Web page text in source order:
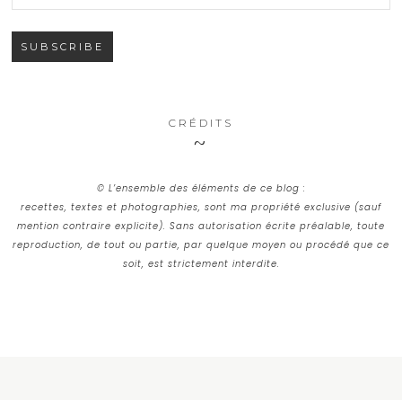
CRÉDITS
© L’ensemble des éléments de ce blog :
recettes, textes et photographies, sont ma propriété exclusive (sauf
mention contraire explicite). Sans autorisation écrite préalable, toute
reproduction, de tout ou partie, par quelque moyen ou procédé que ce
soit, est strictement interdite.